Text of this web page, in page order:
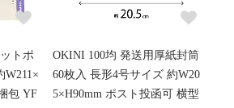
トポ
W211×
包 YF
OKINI 100均 発送用厚紙封筒
60枚入 長形4号サイズ 約W20
5×H90mm ポスト投函可 横型